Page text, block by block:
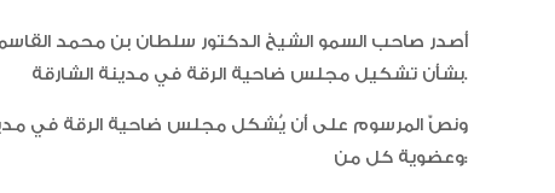
أصدر صاحب السمو الشيخ الدكتور سلطان بن محمد
بشأن تشكيل مجلس ضاحية الرقة في مدينة الشارقة.
ونصّ المرسوم على أن يُشكل مجلس ضاحية الرقة في
وعضوية كل من: